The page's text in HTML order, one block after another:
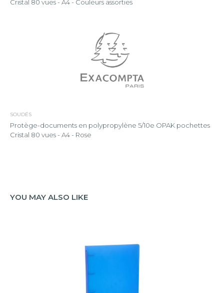
Cristal 80 vues - A4 - Couleurs assorties
SOUDÉS
Protège-documents en polypropylène 5/10e OPAK pochettes
Cristal 80 vues - A4 - Rose
YOU MAY ALSO LIKE